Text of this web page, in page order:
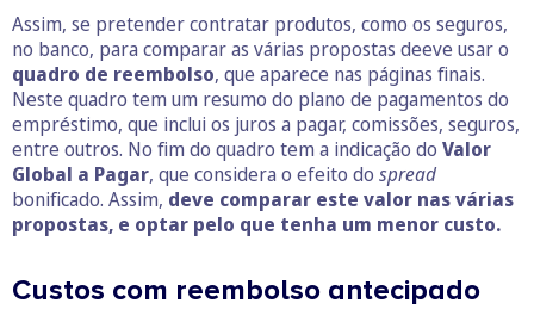
Assim, se pretender contratar produtos, como os seguros,
no banco, para comparar as várias propostas deeve usar o
quadro de reembolso, que aparece nas páginas finais.
Neste quadro tem um resumo do plano de pagamentos do
empréstimo, que inclui os juros a pagar, comissões, seguros,
entre outros. No fim do quadro tem a indicação do Valor
Global a Pagar, que considera o efeito do spread
bonificado. Assim, deve comparar este valor nas várias
propostas, e optar pelo que tenha um menor custo.
Custos com reembolso antecipado